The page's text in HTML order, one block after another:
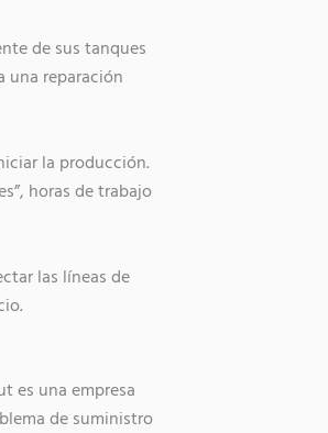
de sus tanques
una reparación
la producción.
horas de trabajo
las líneas de
es una empresa
de suministro